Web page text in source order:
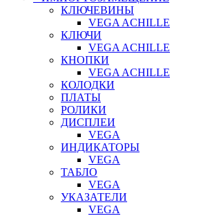
КЛЮЧЕВИНЫ
VEGA ACHILLE
КЛЮЧИ
VEGA ACHILLE
КНОПКИ
VEGA ACHILLE
КОЛОДКИ
ПЛАТЫ
РОЛИКИ
ДИСПЛЕИ
VEGA
ИНДИКАТОРЫ
VEGA
ТАБЛО
VEGA
УКАЗАТЕЛИ
VEGA